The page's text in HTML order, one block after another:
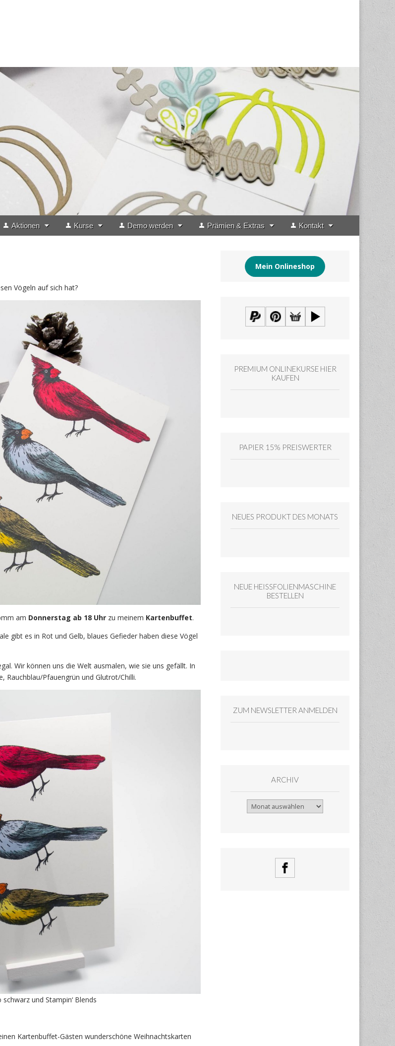
Aktionen Kurse Demo werden Prämien & Extras Kontakt
Vögeln auf sich hat?
am Donnerstag ab 18 Uhrzu meinem Kartenbuffet.
gibt es in Rot und Gelb, blaues Gefieder haben diese Vögel
Wir können uns die Welt ausmalen, wie sie uns gefällt. In
Rauchblau/Pfauengrün und Glutrot/Chilli.
und Stampin‘ Blends
Kartenbuffet-Gästen wunderschöne Weihnachtskarten
Mein Onlineshop
PREMIUM ONLINEKURSE HIER
KAUFEN
PAPIER 15% PREISWERTER
NEUES PRODUKT DES MONATS
NEUE HEISSFOLIENMASCHINE
BESTELLEN
ZUM NEWSLETTER ANMELDEN
ARCHIV
Archiv